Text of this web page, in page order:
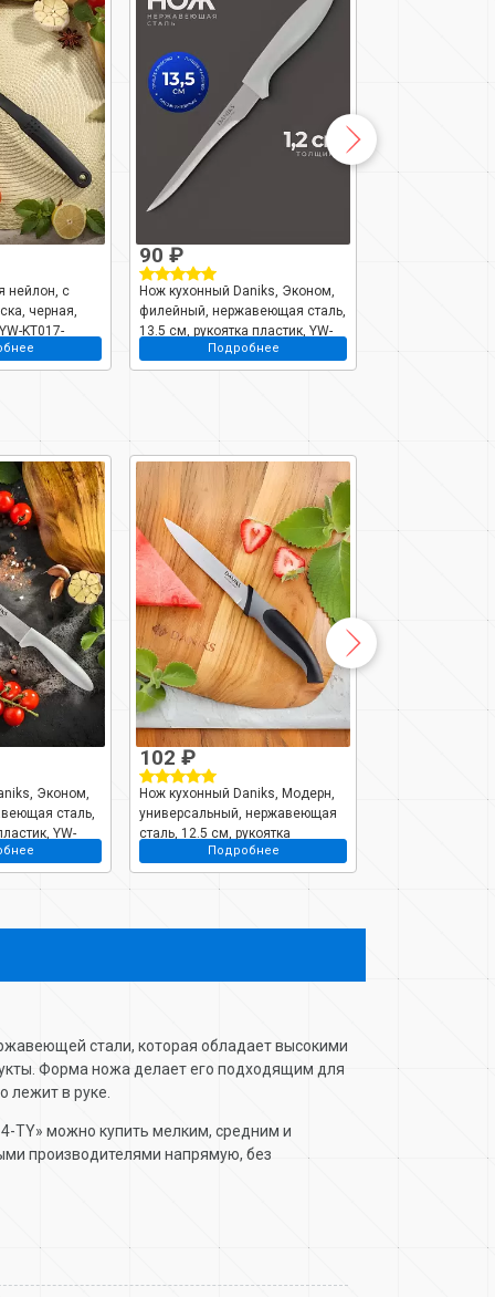
нейлон, с
черная,
KT017-
90 ₽
Нож кухонный Daniks, Эконом,
филейный, нержавеющая сталь,
13.5 см, рукоятка пластик, YW-
Подробнее
132 ₽
A054-SL
Эконом,
сталь,
YW-
102 ₽
Нож кухонный Daniks, Модерн,
универсальный, нержавеющая
сталь, 12.5 см, рукоятка
пластик, YW-A040-UT/YW-A040G-
UT
Подробнее
стали, которая обладает высокими
Форма ножа делает его подходящим для
лежит в руке.
TY» можно купить мелким, средним и
производителями напрямую, без